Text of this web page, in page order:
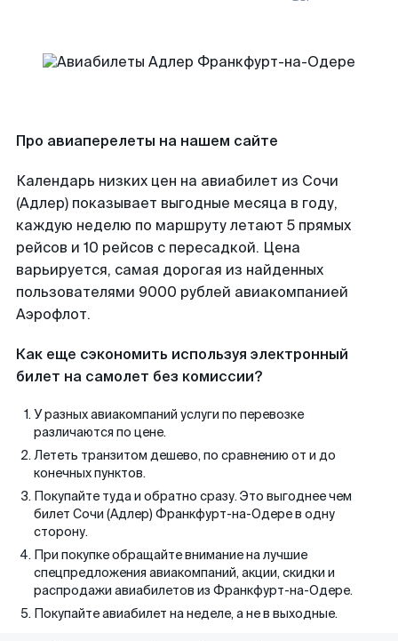
Про авиаперелеты на нашем сайте
Календарь низких цен на авиабилет из Сочи
(Адлер) показывает выгодные месяца в году,
каждую неделю по маршруту летают 5 прямых
рейсов и 10 рейсов с пересадкой. Цена
варьируется, самая дорогая из найденных
пользователями 9000 рублей авиакомпанией
Аэрофлот.
Как еще сэкономить используя электронный
билет на самолет без комиссии?
У разных авиакомпаний услуги по перевозке
различаются по цене.
Лететь транзитом дешево, по сравнению от и до
конечных пунктов.
Покупайте туда и обратно сразу. Это выгоднее чем
билет Сочи (Адлер) Франкфурт-на-Одере в одну
сторону.
При покупке обращайте внимание на лучшие
спецпредложения авиакомпаний, акции, скидки и
распродажи авиабилетов из Франкфурт-на-Одере.
Покупайте авиабилет на неделе, а не в выходные.